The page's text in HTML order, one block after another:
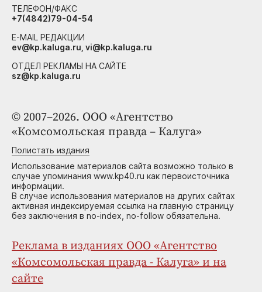
© 2007–2026. ООО «Агентство
«Комсомольская правда – Калуга»
Полистать издания
Использование материалов сайта возможно только в
случае упоминания www.kp40.ru как первоисточника
информации.
В случае использования материалов на других сайтах
активная индексируемая ссылка на главную страницу
без заключения в no-index, no-follow обязательна.
Реклама в изданиях ООО «Агентство
«Комсомольская правда - Калуга» и на
сайте
ТЕЛЕФОН/ФАКС
+7(4842)79-04-54
E-MAIL РЕДАКЦИИ
ev@kp.kaluga.ru, vi@kp.kaluga.ru
ОТДЕЛ РЕКЛАМЫ НА САЙТЕ
sz@kp.kaluga.ru